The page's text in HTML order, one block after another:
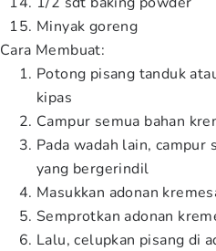
Minyak goreng
Cara Membuat:
Potong pisang tanduk
kipas
Campur semua bahan
Pada wadah lain, campur
yang bergerindil
Masukkan adonan
Semprotkan adonan
Lalu, celupkan pisang di